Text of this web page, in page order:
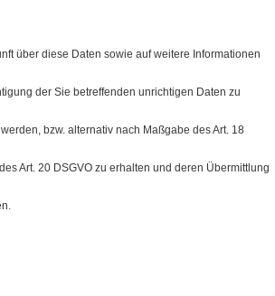
über diese Daten sowie auf weitere Informationen
der Sie betreffenden unrichtigen Daten zu
bzw. alternativ nach Maßgabe des Art. 18
Art. 20 DSGVO zu erhalten und deren Übermittlung